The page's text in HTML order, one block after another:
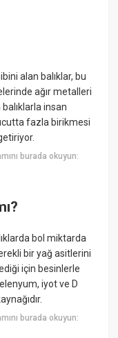
alan balıklar, bu
ağır metalleri
insan
fazla birikmesi
burada okuyun:
bol miktarda
bir yağ asitlerini
için besinlerle
iyot ve D
burada okuyun: